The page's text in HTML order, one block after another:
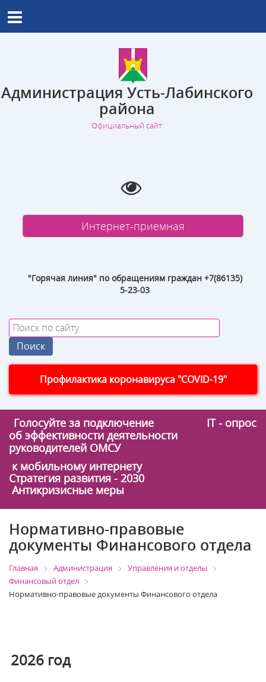
Администрация Усть-Лабинского
района
Официальный сайт
Интернет-приемная
"Горячая линия" по обращениям граждан +7(86135)
5-23-03
Профилактика коронавируса "COVID-19"
Голосуйте за подключение
IT - опрос
об эффективности деятельности
руководителей ОМСУ
к мобильному интернету
Стратегия развития - 2030
Антикризисные меры
Нормативно-правовые
документы Финансового отдела
Главная Администрация
Управления и отделы
Финансовый отдел
Нормативно-правовые документы Финансового отдела
2026 год